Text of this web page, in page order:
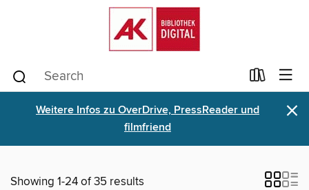
Weitere Infos zu OverDrive, PressReader und
filmfriend
×
Showing 1-24 of 35 results